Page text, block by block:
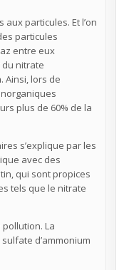
particules. Et l’on
particules
entre eux
nitrate
Ainsi, lors de
plus de 60% de la
s’explique par les
avec des
qui sont propices
tels que le nitrate
La
d’ammonium